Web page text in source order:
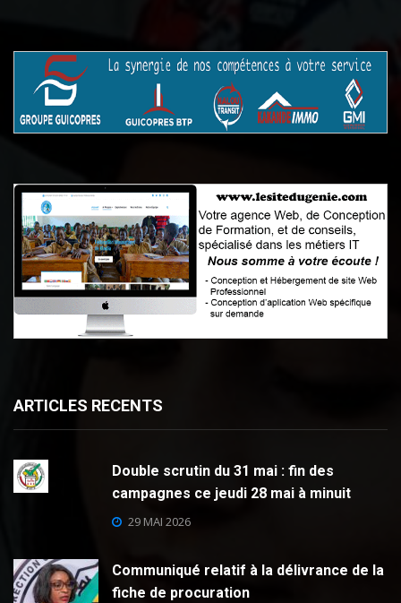
ARTICLES RECENTS
Double scrutin du 31 mai : fin des
campagnes ce jeudi 28 mai à minuit
29 MAI 2026
Communiqué relatif à la délivrance de la
fiche de procuration